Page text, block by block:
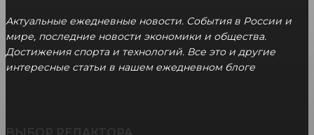
Актуальные ежедневные новости. События в России и
мире, последние новости экономики и общества.
Достижения спорта и технологий. Все это и другие
интересные статьи в нашем ежедневном блоге